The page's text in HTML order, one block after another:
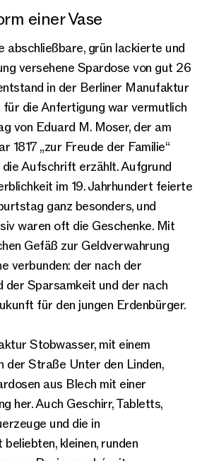
einer Vase
abschließbare, grün lackierte und
versehene Spardose von gut 26
in der Berliner Manufaktur
für die Anfertigung war vermutlich
von Eduard M. Moser, der am
1817 „zur Freude der Familie“
Aufschrift erzählt. Aufgrund
im 19. Jahrhundert feierte
ganz besonders, und
waren oft die Geschenke. Mit
Gefäß zur Geldverwahrung
verbunden: der nach der
der Sparsamkeit und der nach
für den jungen Erdenbürger.
Stobwasser, mit einem
der Straße Unter den Linden,
aus Blech mit einer
her. Auch Geschirr, Tabletts,
und die in
kleinen, runden